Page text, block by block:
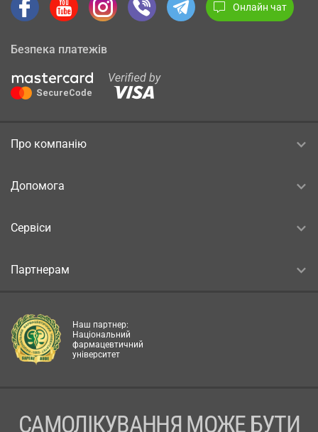
Онлайн чат
Безпека платежів
Про компанію
Допомога
Сервіси
Партнерам
Наш партнер:
Національний
фармацевтичний
університет
САМОЛІКУВАННЯ МОЖЕ БУТИ